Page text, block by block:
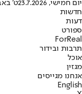
יום חמישי, 23.7.2026
ט'
חדשות
דעות
ספורט
ForReal
תרבות ובידור
אוכל
מגזין
אנחנו מגייסים
English